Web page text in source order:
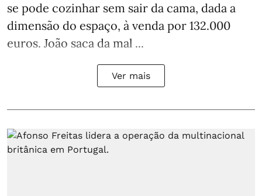
se pode cozinhar sem sair da cama, dada a
dimensão do espaço, à venda por 132.000
euros. João saca da mal ...
Ver mais